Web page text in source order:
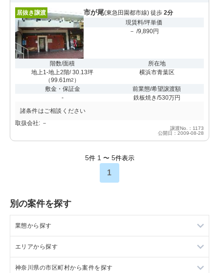
居抜き譲渡 市が尾(東急田園都市線) 徒歩 2分
現賃料/坪単価
－ /9,890円
階数/面積
地上1-地上2階/ 30.13坪
（99.61m2 ）
所在地
横浜市青葉区
敷金・保証金
-
前業態/希望譲渡額
鉄板焼き/530万円
諸条件はご相談ください
取扱会社: －
譲渡No.：1173
公開日：2009-08-28
5件 1 〜 5件表示
1
別の案件を探す
業態から探す
ラーメンの居抜き売却物件の案件一覧
フランス料理の居抜き売却物件の案件一覧
エリアから探す
東京23区の飲食店の居抜き売却物件の案件一覧
神奈川県の市区町村から案件を探す